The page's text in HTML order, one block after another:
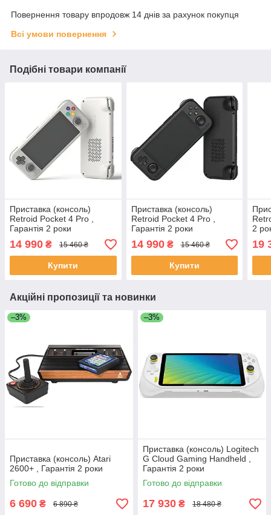
Повернення товару впродовж 14 днів за рахунок покупця
Всі умови повернення
Подібні товари компанії
Приставка (консоль)
Retroid Pocket 4 Pro ,
Гарантія 2 роки
14 990 ₴ 15 460 ₴
Купити
Приставка (консоль)
Retroid Pocket 4 Pro ,
Гарантія 2 роки
14 990₴ 15 460 ₴
Купити
2
19
Акційні пропозиції та новинки
–3%
Приставка (консоль) Atari
2600+ , Гарантія 2 роки
Готово до відправки
6 690 ₴ 6 890 ₴
–3%
Приставка (консоль) Logitech
G Cloud Gaming Handheld ,
Гарантія 2 роки
Готово до відправки
17 930 ₴ 18 480 ₴